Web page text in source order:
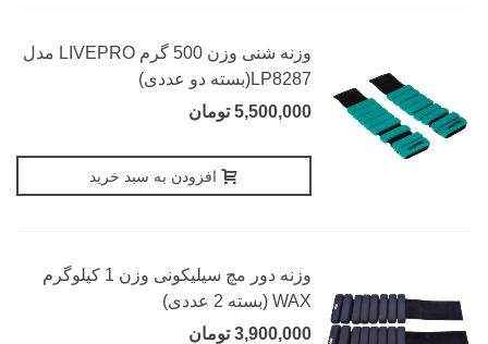
وزنه شنی وزن 500 گرم LIVEPRO مدل
LP8287(بسته دو عددی)
5,500,000 تومان
افزودن به سبد خرید
وزنه دور مچ سیلیکونی وزن 1 کیلوگرم
WAX (بسته 2 عددی)
3,900,000 تومان